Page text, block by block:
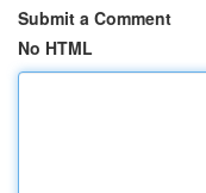
Submit a Comment
No HTML